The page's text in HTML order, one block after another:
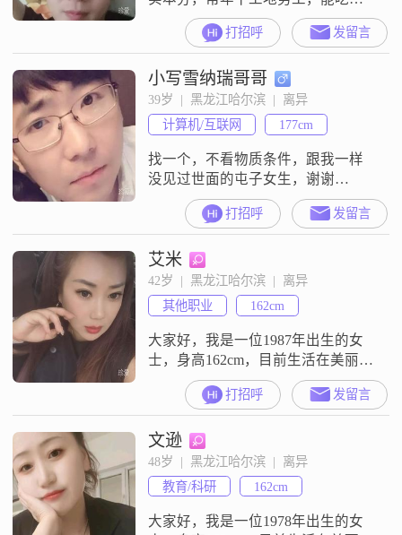
挣钱，顾家专一##3002##长相普
通，头发偏少，不玩套路，真心找
同城离异女士踏实过日子，奔结婚
相处，非诚勿扰##3002##
打招呼 发留言
小写雪纳瑞哥哥
39岁  |  黑龙江哈尔滨  |  离异
计算机/互联网
177cm
找一个，不看物质条件，跟我一样
没见过世面的屯子女生，谢谢
##d83d####de4f##
打招呼 发留言
艾米
42岁  |  黑龙江哈尔滨  |  离异
其他职业
162cm
大家好，我是一位1987年出生的女
士，身高162cm，目前生活在美丽的
哈尔滨##3002##我的月收入在12001
到20000元之间，拥有一份稳定的工
作##3002##我性格随和，容易相
处，待人真诚可靠，相信这些品质
在人际交往中非常重要##3002##我
非常注重事业的发展，追求个人成
就，希望能在职场上不断进步##300
打招呼 发留言
文逊
48岁  |  黑龙江哈尔滨  |  离异
教育/科研
162cm
大家好，我是一位1978年出生的女